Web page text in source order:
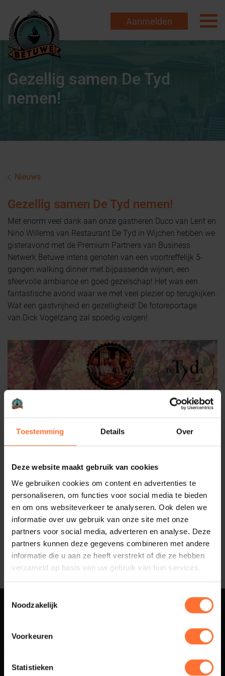
Toestemming Details Over
Deze website maakt gebruik van cookies
We gebruiken cookies om content en advertenties te
personaliseren, om functies voor social media te bieden
en om ons websiteverkeer te analyseren. Ook delen we
informatie over uw gebruik van onze site met onze
partners voor social media, adverteren en analyse. Deze
partners kunnen deze gegevens combineren met andere
informatie die u aan ze heeft verstrekt of die ze hebben
verzameld op basis van uw gebruik van hun services.
Noodzakelijk
Voorkeuren
Statistieken
Aanmelden
Gezellig samen De Tyd
nemen!
Nieuws
Gezellig samen De Tyd nemen!
Met enorm veel dank aan onze gastheren Duco van Lent en
Nino Willems van Restaurant De Tyd in Wijchen hebben we
gisteravond met de Premium Partners van Business
Netwerk Betuwe intens genoten van een voortreffelijk 5-
gangen walking dinner met bijpassende wijnen, een
sfeervolle ambiance en goed gezelschap! Het was een
fantastische avond waar we met veel plezier op terugkijken.
Wat een gastvrijheid en gezelligheid! De fotoreportage
van Dick Vogelzang zal spoedig volgen!
Gepubliceerd:2023-03-29
Deel artikel:
Business Netwerk